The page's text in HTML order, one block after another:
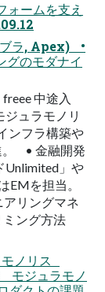
ォームを支え
ブラ, Apex) •
のモダナイ
中途入
ュラモノリ
ンフラ構築や
。 • 金融開発
Unlimited」や
EMを担当。
リングマネ
ング方法
ノリス
ジュラモノ